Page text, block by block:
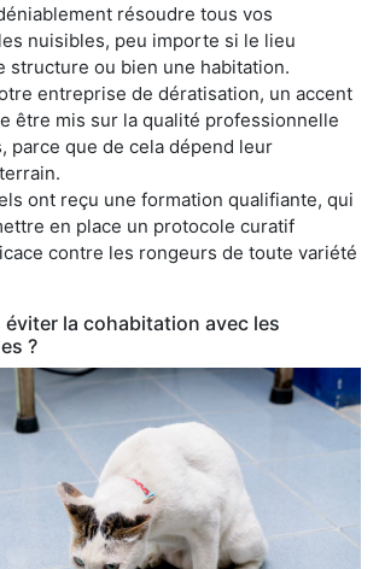
résoudre tous vos
nuisibles, peu importe si le lieu
structure ou bien une habitation.
entreprise de dératisation, un accent
être mis sur la qualité professionnelle
parce que de cela dépend leur
ont reçu une formation qualifiante, qui
en place un protocole curatif
contre les rongeurs de toute variété
la cohabitation avec les
?